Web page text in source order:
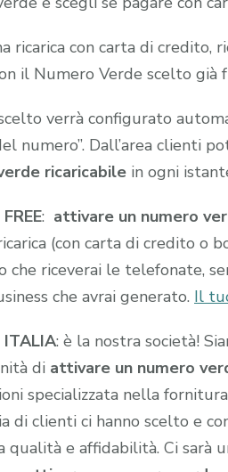
ricarica con carta di credito,
il Numero Verde scelto già
verrà configurato
numero”. Dall’area clienti
ricaricabile in ogni
: attivare un numero
(con carta di credito o
che riceverai le telefonate,
che avrai generato. Il
ITALIA: è la nostra società!
di attivare un numero
specializzata nella
di clienti ci hanno scelto e
qualità e affidabilità. Ci